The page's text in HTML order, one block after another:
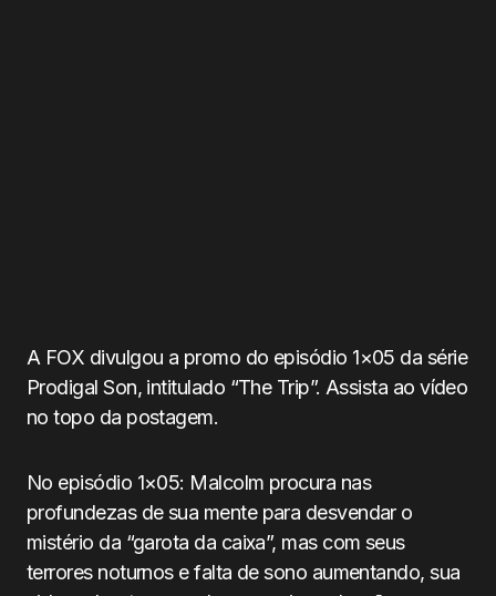
A FOX divulgou a promo do episódio 1×05 da série
Prodigal Son, intitulado “The Trip”. Assista ao vídeo
no topo da postagem.
No episódio 1×05: Malcolm procura nas
profundezas de sua mente para desvendar o
mistério da “garota da caixa”, mas com seus
terrores noturnos e falta de sono aumentando, sua